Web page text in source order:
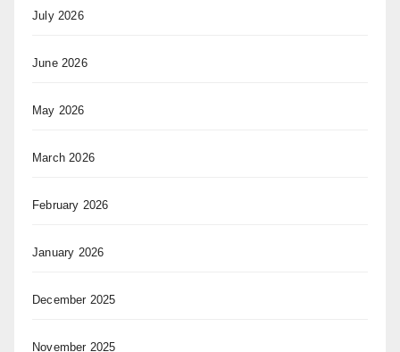
July 2026
June 2026
May 2026
March 2026
February 2026
January 2026
December 2025
November 2025